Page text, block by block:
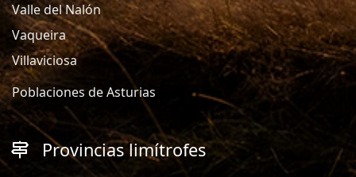
Valle del Nalón
Vaqueira
Villaviciosa
Poblaciones de Asturias
Provincias limítrofes